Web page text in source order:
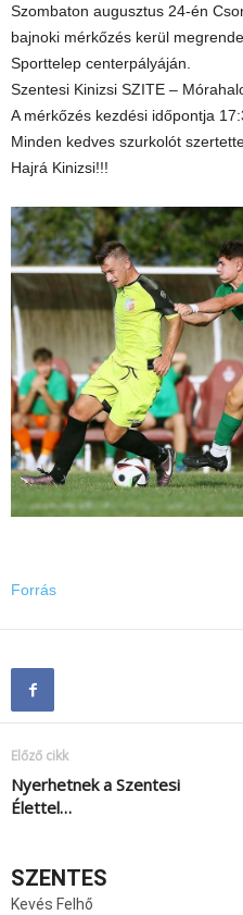
Szombaton augusztus 24-én
bajnoki mérkőzés kerül
Sporttelep centerpályáján.
Szentesi Kinizsi SZITE –
A mérkőzés kezdési időpontja
Minden kedves szurkolót
Hajrá Kinizsi!!!
Forrás
Előző cikk
Nyerhetnek a Szentesi
Élettel…
SZENTES
Kevés Felhő